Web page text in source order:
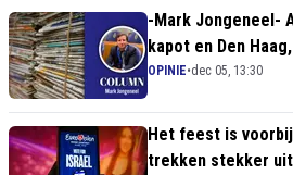
-Mark Jongeneel-
kapot en Den
Nederland aan de
OPINIE•dec 05, 13:30
Het feest is
trekken stekker